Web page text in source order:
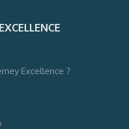
Excellence ?